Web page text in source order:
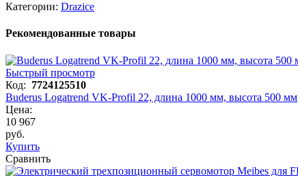
Категории: Drazice
Рекомендованные товары
Быстрый просмотр
Код: 7724125510
Buderus Logatrend VK-Profil 22, длина 1000 мм, высота 500 мм
Цена:
10 967
руб.
Купить
Сравнить